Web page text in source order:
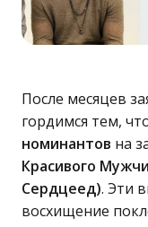
После месяцев
гордимся тем,
номинантов на
Красивого
Сердцеед). Эти
восхищение